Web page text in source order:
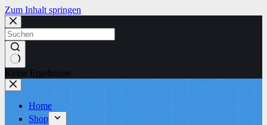
Zum Inhalt springen
Keine Ergebnisse
Home
Shop